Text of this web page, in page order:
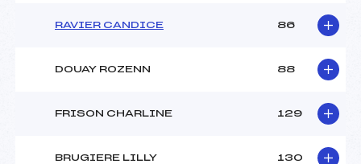
RAVIER CANDICE 86
DOUAY ROZENN 88
FRISON CHARLINE 129
BRUGIERE LILLY 130